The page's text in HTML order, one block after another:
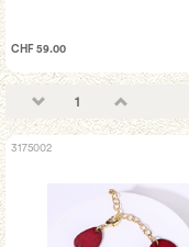
CHF 59.00
3175002